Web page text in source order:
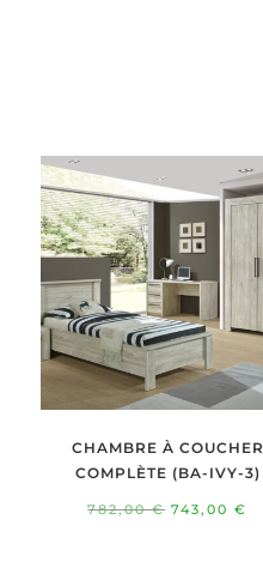
CHAMBRE À COUCHER
COMPLÈTE (BA-IVY-3)
782,00€ Le
743,00€